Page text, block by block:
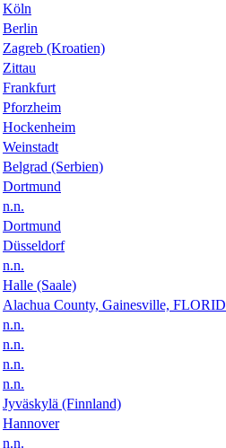
Köln
Berlin
Zagreb (Kroatien)
Zittau
Frankfurt
Pforzheim
Hockenheim
Weinstadt
Belgrad (Serbien)
Dortmund
n.n.
Dortmund
Düsseldorf
n.n.
Halle (Saale)
Alachua County, Gainesville,
n.n.
n.n.
n.n.
n.n.
Jyväskylä (Finnland)
Hannover
n.n.